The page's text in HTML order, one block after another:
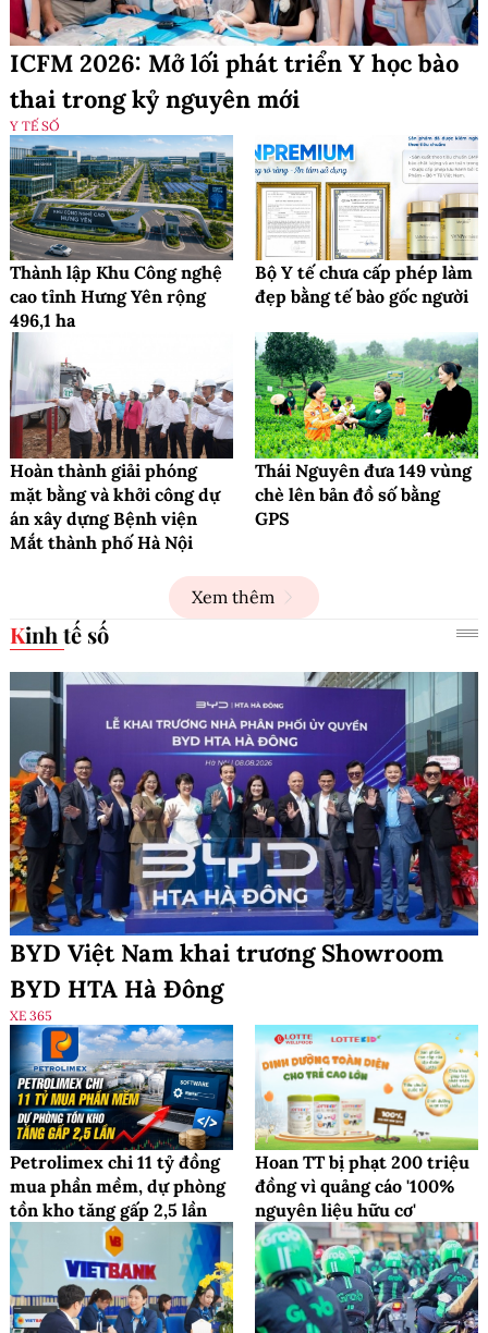
ICFM 2026: Mở lối phát triển Y học bào
thai trong kỷ nguyên mới
Y TẾ SỐ
Thành lập Khu Công nghệ
cao tỉnh Hưng Yên rộng
496,1 ha
Bộ Y tế chưa cấp phép làm
đẹp bằng tế bào gốc người
Hoàn thành giải phóng
mặt bằng và khởi công dự
án xây dựng Bệnh viện
Mắt thành phố Hà Nội
Thái Nguyên đưa 149 vùng
chè lên bản đồ số bằng
GPS
Xem thêm
Kinh tế số
BYD Việt Nam khai trương Showroom
BYD HTA Hà Đông
XE 365
Petrolimex chi 11 tỷ đồng
mua phần mềm, dự phòng
tồn kho tăng gấp 2,5 lần
Hoan TT bị phạt 200 triệu
đồng vì quảng cáo '100%
nguyên liệu hữu cơ'